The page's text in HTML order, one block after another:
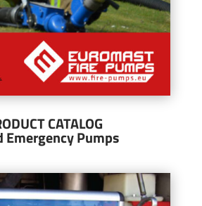
CATALOG
Emergency Pumps